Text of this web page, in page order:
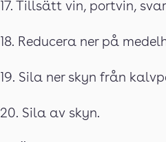
17. Tillsätt vin, portvin,
18. Reducera ner på
19. Sila ner skyn från
20. Sila av skyn.